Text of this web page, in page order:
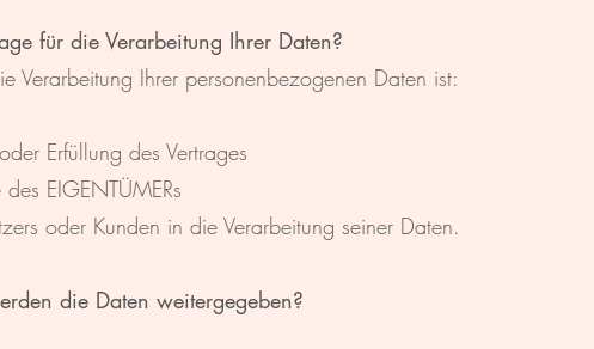
für die Verarbeitung Ihrer Daten?
Verarbeitung Ihrer personenbezogenen Daten ist:
Erfüllung des Vertrages
EIGENTÜMERs
oder Kunden in die Verarbeitung seiner Daten.
die Daten weitergegeben?